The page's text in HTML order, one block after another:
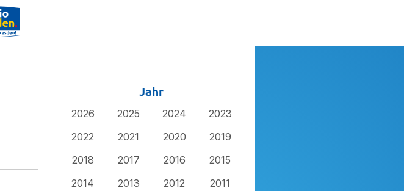
Jahr
2026 2025 2024
2023
2022
2021 2020
2019
2018
2017 2016
2015
2014
2013 2012
2011